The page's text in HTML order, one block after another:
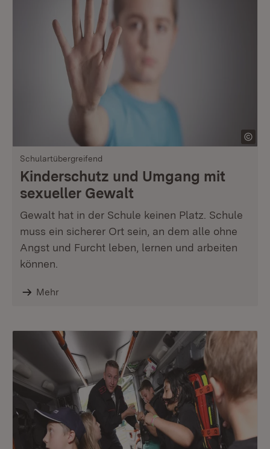
Schulartübergreifend
Kinderschutz und Umgang mit
sexueller Gewalt
Gewalt hat in der Schule keinen Platz. Schule
muss ein sicherer Ort sein, an dem alle ohne
Angst und Furcht leben, lernen und arbeiten
können.
Mehr